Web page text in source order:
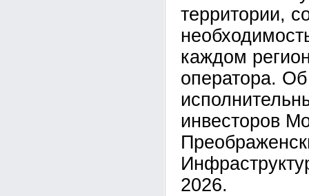
территории,
каждом
оператора.
инвесторов
2026.